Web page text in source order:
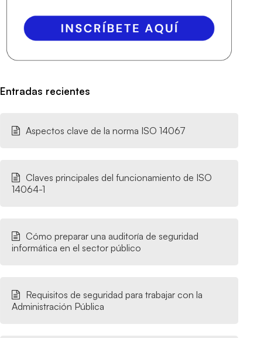
Entradas recientes
Aspectos clave de la norma ISO 14067
Claves principales del funcionamiento de ISO
14064-1
Cómo preparar una auditoría de seguridad
informática en el sector público
Requisitos de seguridad para trabajar con la
Administración Pública